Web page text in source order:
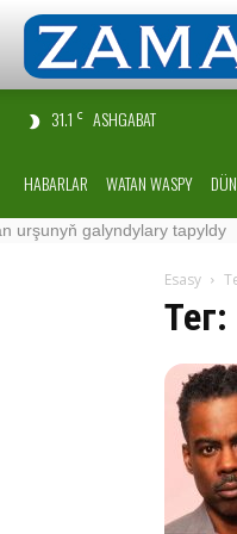
31.1 C ASHGABAT
HABARLAR WATAN WASPY
galyndylary tapyldy ·
Esasy